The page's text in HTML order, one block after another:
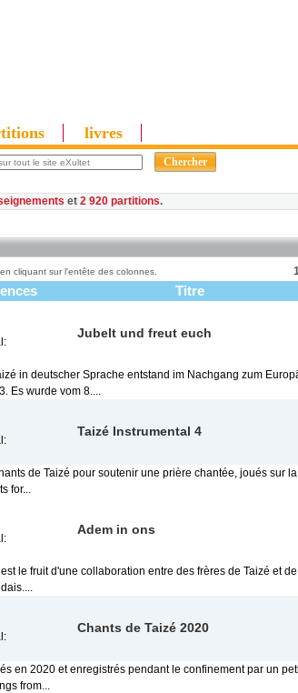
livres
et 2 920 partitions
cliquant sur l'entête des colonnes.
Titre
Jubelt und freut euch
in deutscher Sprache entstand im Nachgang zum
Es wurde vom 8....
Taizé Instrumental 4
de Taizé pour soutenir une prière chantée, joués sur
for...
Adem in ons
le fruit d'une collaboration entre des frères de Taizé et
Chants de Taizé 2020
en 2020 et enregistrés pendant le confinement par un
from...